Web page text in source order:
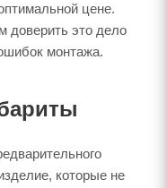
цене.
доверить это дело
монтажа.
которые не